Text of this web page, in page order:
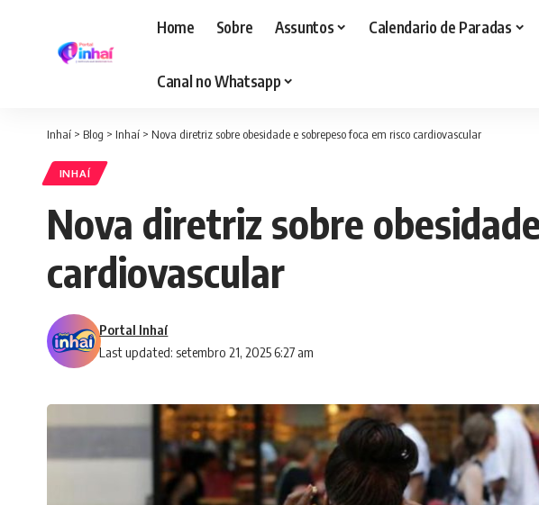
Home Sobre Assuntos Calendario de Paradas
Canal no Whatsapp
Inhaí > Blog > Inhaí > Nova diretriz sobre obesidade e sobrepeso foca em risco cardiovascular
INHAÍ
Nova diretriz sobre
cardiovascular
Last updated: setembro 21, 2025 6:27 am
Portal Inhaí